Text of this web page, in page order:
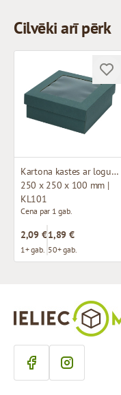
Cilvēki arī pērk
Kartona kastes ar logu (mikrogofras)
250 x 250 x 100 mm |
KL101
Cena par 1 gab.
2,09 €
1+ gab.
1,89 €
50+ gab.